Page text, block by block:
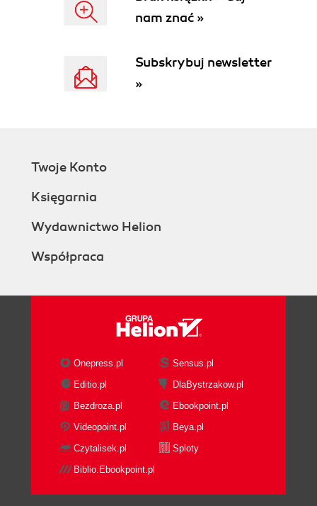
nam znać »
Subskrybuj newsletter
»
Twoje Konto
Księgarnia
Wydawnictwo Helion
Współpraca
Onepress.pl
Sensus.pl
Editio.pl
DlaBystrzakow.pl
Bezdroza.pl
Ebookpoint.pl
Videopoint.pl
Beya.pl
Czytalisek.pl
Sploty
Biblio.Ebookpoint.pl